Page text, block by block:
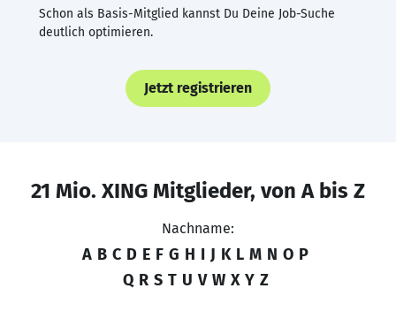
Schon als Basis-Mitglied kannst Du Deine Job-Suche
deutlich optimieren.
Jetzt registrieren
21 Mio. XING Mitglieder, von A bis Z
Nachname:
A B C D E F G H I J K L M N O P
Q R S T U V W X Y Z